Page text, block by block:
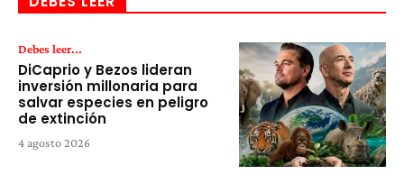
Debes leer...
DiCaprio y Bezos lideran
inversión millonaria para
salvar especies en peligro
de extinción
4 agosto 2026